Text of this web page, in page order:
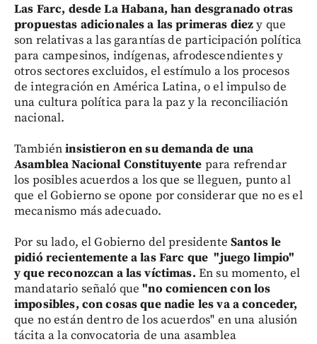
Las Farc, desde La Habana, han desgranado otras
propuestas adicionales a las primeras diezy que
son relativas a las garantías de participación política
para campesinos, indígenas, afrodescendientes y
otros sectores excluidos, el estímulo a los procesos
de integración en América Latina, o el impulso de
una cultura política para la paz y la reconciliación
nacional.
Tambiéninsistieron en su demanda de una
Asamblea Nacional Constituyente para refrendar
los posibles acuerdos a los que se lleguen, punto al
que el Gobierno se opone por considerar que no es el
mecanismo más adecuado.
Por su lado, el Gobierno del presidente Santos le
pidió recientemente a las Farc que "juego limpio"
y que reconozcan a las víctimas. En su momento, el
mandatario señaló que"no comiencen con los
imposibles, con cosas que nadie les va a conceder,
que no están dentro de los acuerdos" en una alusión
tácita a la convocatoria de una asamblea